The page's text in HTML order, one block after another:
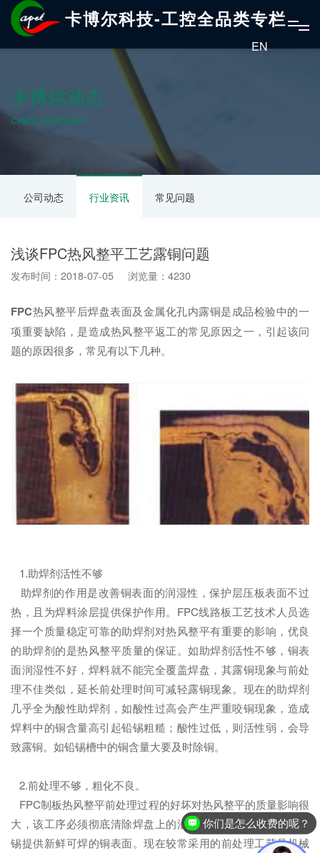
卡博尔科技-工控全品类专栏
EN
卡博尔动态
CABOL DYNAMICS
公司动态 行业资讯 常见问题
浅谈FPC热风整平工艺露铜问题
发布时间：2018-07-05 浏览量：4230
FPC热风整平后焊盘表面及金属化孔内露铜是成品检验中的一
项重要缺陷，是造成热风整平返工的常见原因之一，引起该问
题的原因很多，常见有以下几种。
1.助焊剂活性不够
助焊剂的作用是改善铜表面的润湿性，保护层压板表面不过
热，且为焊料涂层提供保护作用。FPC线路板工艺技术人员选
择一个质量稳定可靠的助焊剂对热风整平有重要的影响，优良
的助焊剂的是热风整平质量的保证。如助焊剂活性不够，铜表
面润湿性不好，焊料就不能完全覆盖焊盘，其露铜现象与前处
理不佳类似，延长前处理时间可减轻露铜现象。现在的助焊剂
几乎全为酸性助焊剂，如酸性过高会产生严重咬铜现象，造成
焊料中的铜含量高引起铅锡粗糙；酸性过低，则活性弱，会导
致露铜。如铅锡槽中的铜含量大要及时除铜。
2.前处理不够，粗化不良。
FPC制板热风整平前处理过程的好坏对热风整平的质量影响很
大，该工序必须彻底清除焊盘上的油污，杂质及氧化层，为浸
锡提供新鲜可焊的铜表面。现在较常采用的前处理工艺是机械
你们是怎么收费的呢？